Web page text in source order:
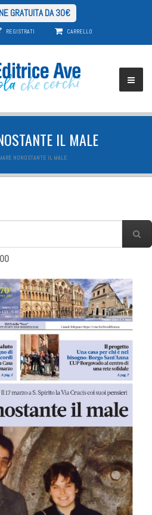
GRATUITA DA 30€
REGISTRATI CARRELLO
IL MALE
NONOSTANTE IL MALE